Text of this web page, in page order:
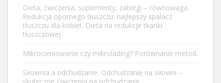
Dieta, ćwiczenia, suplementy, zabiegi – równowaga.
Redukcja opornego tłuszczu: najlepszy spalacz
tłuszczu dla kobiet. Dieta na redukcje tkanki
tłuszczowej
Mikrocieniowanie czy mikrolading? Porównanie metod.
Siłownia a odchudzanie. Odchudzanie na siłowni –
skuteczne ćwiczenia na odchudzanie